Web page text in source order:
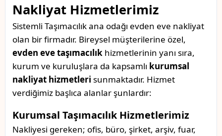
Nakliyat Hizmetlerimiz
Sistemli Taşımacılık ana odağı evden eve nakliyat
olan bir firmadır. Bireysel müşterilerine özel,
evden eve taşımacılık hizmetlerinin yanı sıra,
kurum ve kuruluşlara da kapsamlı kurumsal
nakliyat hizmetleri sunmaktadır. Hizmet
verdiğimiz başlıca alanlar şunlardır:
Kurumsal Taşımacılık Hizmetlerimiz
Nakliyesi gereken; ofis, büro, şirket, arşiv, fuar,